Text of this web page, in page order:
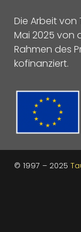
Die Arbeit
Mai 2025 von
Rahmen des
kofinanziert.
© 1997 – 2025